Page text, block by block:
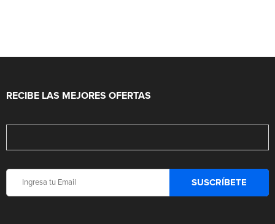
RECIBE LAS MEJORES OFERTAS